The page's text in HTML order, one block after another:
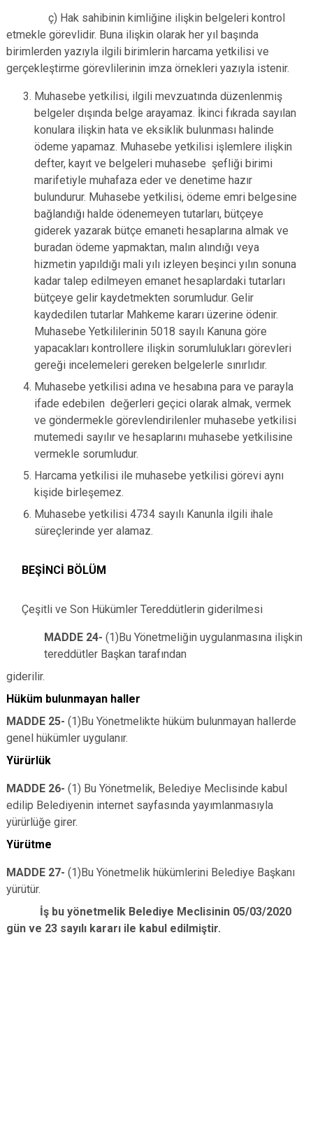
ç) Hak sahibinin kimliğine ilişkin belgeleri kontrol
etmekle görevlidir. Buna ilişkin olarak her yıl başında
birimlerden yazıyla ilgili birimlerin harcama yetkilisi ve
gerçekleştirme görevlilerinin imza örnekleri yazıyla istenir.
Muhasebe yetkilisi, ilgili mevzuatında düzenlenmiş
belgeler dışında belge arayamaz. İkinci fıkrada sayılan
konulara ilişkin hata ve eksiklik bulunması halinde
ödeme yapamaz. Muhasebe yetkilisi işlemlere ilişkin
defter, kayıt ve belgeleri muhasebe şefliği birimi
marifetiyle muhafaza eder ve denetime hazır
bulundurur. Muhasebe yetkilisi, ödeme emri belgesine
bağlandığı halde ödenemeyen tutarları, bütçeye
giderek yazarak bütçe emaneti hesaplarına almak ve
buradan ödeme yapmaktan, malın alındığı veya
hizmetin yapıldığı mali yılı izleyen beşinci yılın sonuna
kadar talep edilmeyen emanet hesaplardaki tutarları
bütçeye gelir kaydetmekten sorumludur. Gelir
kaydedilen tutarlar Mahkeme kararı üzerine ödenir.
Muhasebe Yetkililerinin 5018 sayılı Kanuna göre
yapacakları kontrollere ilişkin sorumlulukları görevleri
gereği incelemeleri gereken belgelerle sınırlıdır.
Muhasebe yetkilisi adına ve hesabına para ve parayla
ifade edebilen değerleri geçici olarak almak, vermek
ve göndermekle görevlendirilenler muhasebe yetkilisi
mutemedi sayılır ve hesaplarını muhasebe yetkilisine
vermekle sorumludur.
Harcama yetkilisi ile muhasebe yetkilisi görevi aynı
kişide birleşemez.
Muhasebe yetkilisi 4734 sayılı Kanunla ilgili ihale
süreçlerinde yer alamaz.
BEŞİNCİ BÖLÜM
Çeşitli ve Son Hükümler Tereddütlerin giderilmesi
MADDE 24- (1)Bu Yönetmeliğin uygulanmasına ilişkin
tereddütler Başkan tarafından
giderilir.
Hüküm bulunmayan haller
MADDE 25- (1)Bu Yönetmelikte hüküm bulunmayan hallerde
genel hükümler uygulanır.
Yürürlük
MADDE 26- (1) Bu Yönetmelik, Belediye Meclisinde kabul
edilip Belediyenin internet sayfasında yayımlanmasıyla
yürürlüğe girer.
Yürütme
MADDE 27- (1)Bu Yönetmelik hükümlerini Belediye Başkanı
yürütür.
İş bu yönetmelik Belediye Meclisinin 05/03/2020
gün ve 23 sayılı kararı ile kabul edilmiştir.